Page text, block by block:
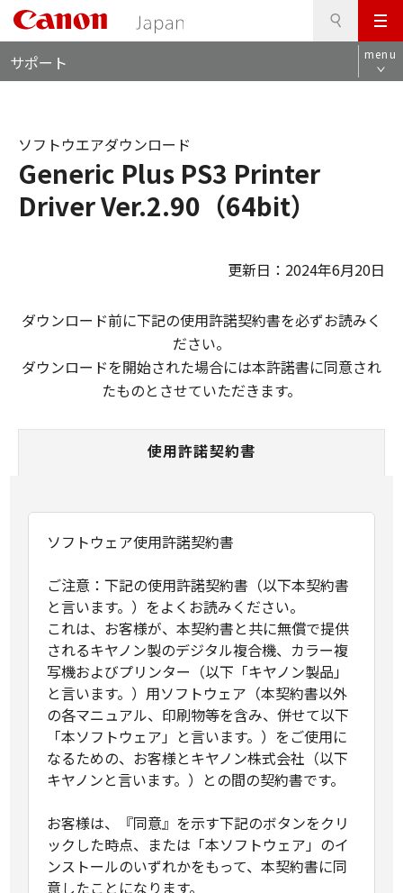
メ
ニ
ュ
サポート menu
Generic Plus PS3 Printer
Driver Ver.2.90（64bit）
ソフトウエアダウンロード
更新日：2024年6月20日
ダウンロード前に下記の使用許諾契約書を必ずお読みく
ださい。
ダウンロードを開始された場合には本許諾書に同意され
たものとさせていただきます。
使用許諾契約書
ソフトウェア使用許諾契約書
ご注意：下記の使用許諾契約書（以下本契約書
と言います。）をよくお読みください。
これは、お客様が、本契約書と共に無償で提供
されるキヤノン製のデジタル複合機、カラー複
写機およびプリンター（以下「キヤノン製品」
と言います。）用ソフトウェア（本契約書以外
の各マニュアル、印刷物等を含み、併せて以下
「本ソフトウェア」と言います。）をご使用に
なるための、お客様とキヤノン株式会社（以下
キヤノンと言います。）との間の契約書です。
お客様は、『同意』を示す下記のボタンをクリ
ックした時点、または「本ソフトウェア」のイ
ンストールのいずれかをもって、本契約書に同
意したことになります。